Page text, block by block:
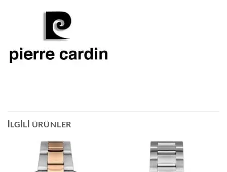
İLGILI ÜRÜNLER